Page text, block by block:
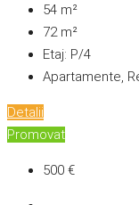
54 m²
72m²
Etaj: P/4
Apartamente,
Detalii
Promovat
500 €